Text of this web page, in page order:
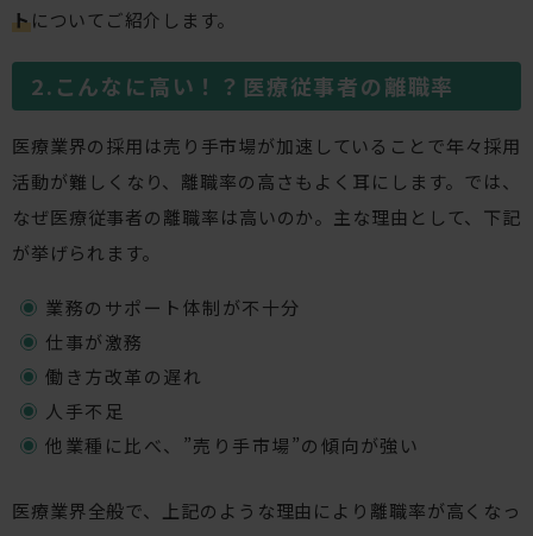
トについてご紹介します。
こんなに高い！？医療従事者の離職率
医療業界の採用は売り手市場が加速していることで年々採用
活動が難しくなり、離職率の高さもよく耳にします。では、
なぜ医療従事者の離職率は高いのか。主な理由として、下記
が挙げられます。
業務のサポート体制が不十分
仕事が激務
働き方改革の遅れ
人手不足
他業種に比べ、”売り手市場”の傾向が強い
医療業界全般で、上記のような理由により離職率が高くなっ